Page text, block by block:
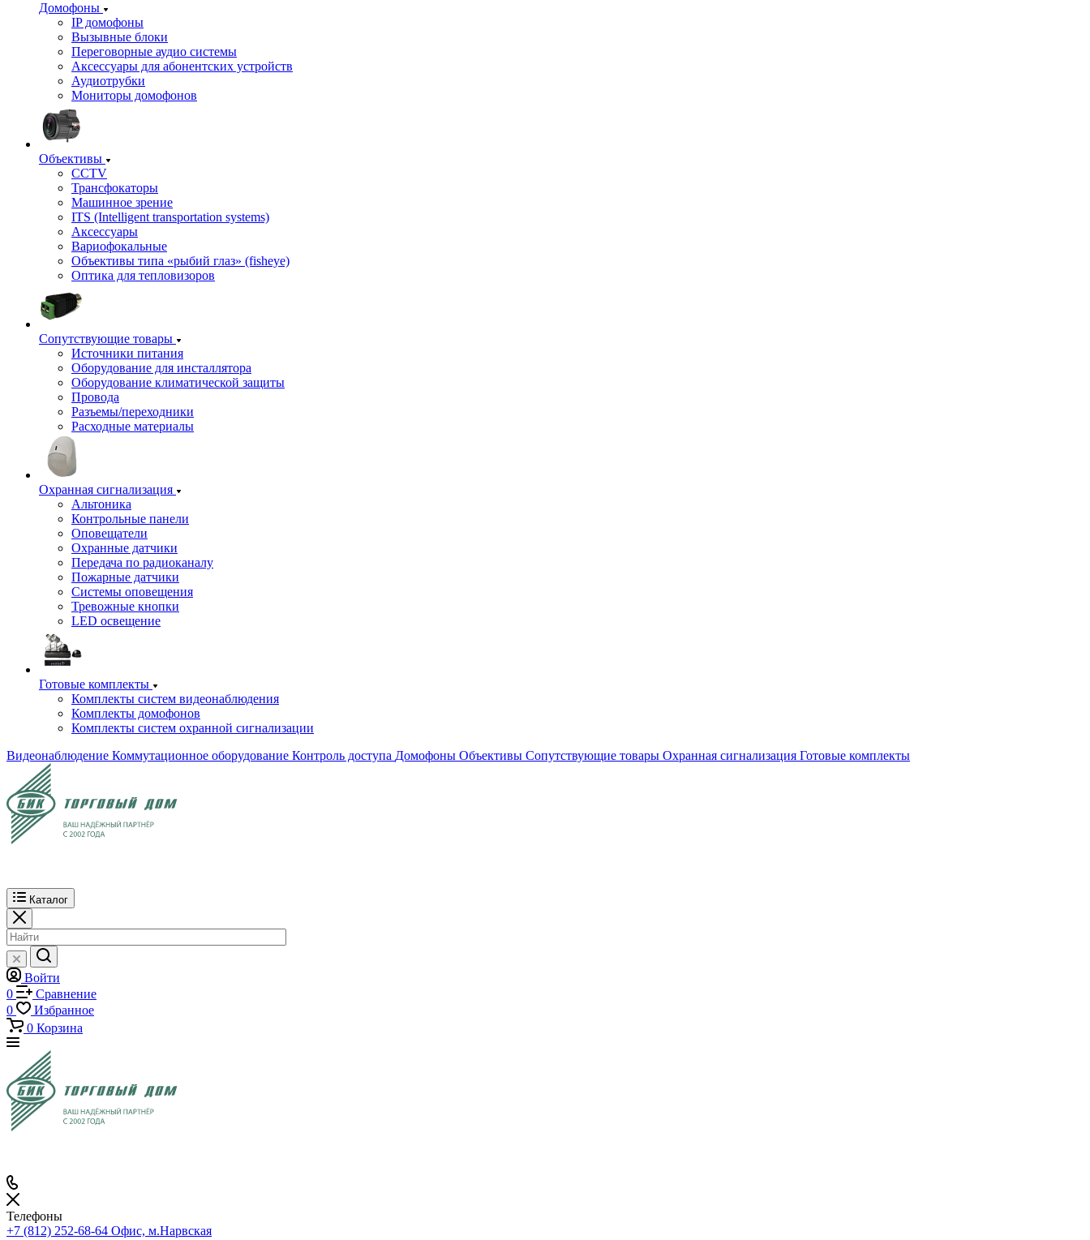
Домофоны
IP домофоны
Вызывные блоки
Переговорные аудио системы
Аксессуары для абонентских устройств
Аудиотрубки
Мониторы домофонов
Объективы
CCTV
Трансфокаторы
Машинное зрение
ITS (Intelligent transportation systems)
Аксессуары
Вариофокальные
Объективы типа «рыбий глаз» (fisheye)
Оптика для тепловизоров
Сопутствующие товары
Источники питания
Оборудование для инсталлятора
Оборудование климатической защиты
Провода
Разъемы/переходники
Расходные материалы
Охранная сигнализация
Альтоника
Контрольные панели
Оповещатели
Охранные датчики
Передача по радиоканалу
Пожарные датчики
Системы оповещения
Тревожные кнопки
LED освещение
Готовые комплекты
Комплекты систем видеонаблюдения
Комплекты домофонов
Комплекты систем охранной сигнализации
Видеонаблюдение Коммутационное оборудование Контроль доступа Домофоны Объективы Сопутствующие товары Охранная сигнализация Готовые комплекты
Каталог
Войти
0
Сравнение
0
Избранное
0 Корзина
Телефоны
+7 (812) 252-68-64 Офис, м.Нарвская